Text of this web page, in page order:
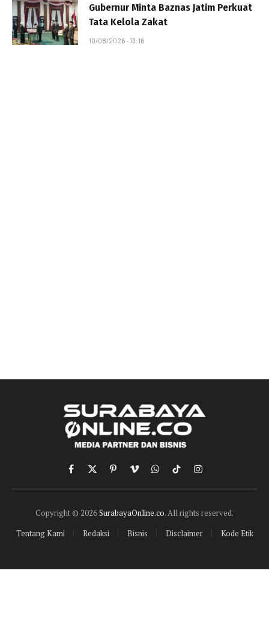
Gubernur Minta Baznas Jatim Perkuat
Tata Kelola Zakat
10/08/2026 - 13:16
Facebook
X
(Twitter)
PinterestVimeoWhatsApp
TikTokInstagram
Copyright © 2026SurabayaOnline.co. All rights reserved.
Tentang Kami
Redaksi Bisnis Disclaimer Kode Etik